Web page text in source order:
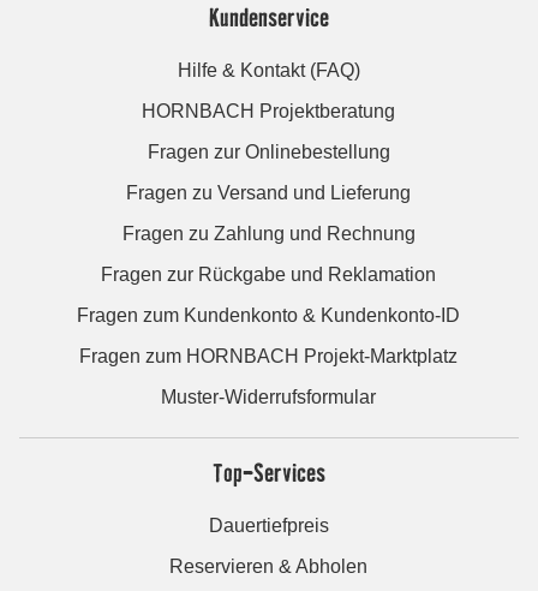
Kundenservice
Hilfe & Kontakt (FAQ)
HORNBACH Projektberatung
Fragen zur Onlinebestellung
Fragen zu Versand und Lieferung
Fragen zu Zahlung und Rechnung
Fragen zur Rückgabe und Reklamation
Fragen zum Kundenkonto & Kundenkonto-ID
Fragen zum HORNBACH Projekt-Marktplatz
Muster-Widerrufsformular
Top-Services
Dauertiefpreis
Reservieren & Abholen